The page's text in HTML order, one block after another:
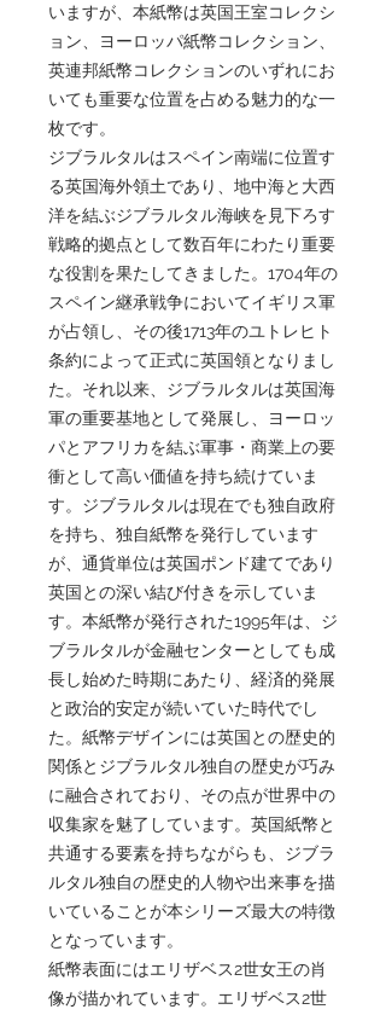
いますが、本紙幣は英国王室コレクシ
ョン、ヨーロッパ紙幣コレクション、
英連邦紙幣コレクションのいずれにお
いても重要な位置を占める魅力的な一
枚です。
ジブラルタルはスペイン南端に位置す
る英国海外領土であり、地中海と大西
洋を結ぶジブラルタル海峡を見下ろす
戦略的拠点として数百年にわたり重要
な役割を果たしてきました。1704年の
スペイン継承戦争においてイギリス軍
が占領し、その後1713年のユトレヒト
条約によって正式に英国領となりまし
た。それ以来、ジブラルタルは英国海
軍の重要基地として発展し、ヨーロッ
パとアフリカを結ぶ軍事・商業上の要
衝として高い価値を持ち続けていま
す。ジブラルタルは現在でも独自政府
を持ち、独自紙幣を発行しています
が、通貨単位は英国ポンド建てであり
英国との深い結び付きを示していま
す。本紙幣が発行された1995年は、ジ
ブラルタルが金融センターとしても成
長し始めた時期にあたり、経済的発展
と政治的安定が続いていた時代でし
た。紙幣デザインには英国との歴史的
関係とジブラルタル独自の歴史が巧み
に融合されており、その点が世界中の
収集家を魅了しています。英国紙幣と
共通する要素を持ちながらも、ジブラ
ルタル独自の歴史的人物や出来事を描
いていることが本シリーズ最大の特徴
となっています。
紙幣表面にはエリザベス2世女王の肖
像が描かれています。エリザベス2世